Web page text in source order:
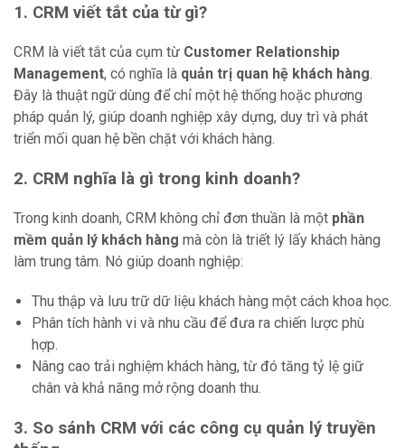
1. CRM viết tắt của từ gì?
CRM là viết tắt của cụm từ Customer Relationship
Management, có nghĩa là quản trị quan hệ khách hàng.
Đây là thuật ngữ dùng để chỉ một hệ thống hoặc phương
pháp quản lý, giúp doanh nghiệp xây dựng, duy trì và phát
triển mối quan hệ bền chặt với khách hàng.
2. CRM nghĩa là gì trong kinh doanh?
Trong kinh doanh, CRM không chỉ đơn thuần là một phần
mềm quản lý khách hàng mà còn là triết lý lấy khách hàng
làm trung tâm. Nó giúp doanh nghiệp:
Thu thập và lưu trữ dữ liệu khách hàng một cách khoa học.
Phân tích hành vi và nhu cầu để đưa ra chiến lược phù
hợp.
Nâng cao trải nghiệm khách hàng, từ đó tăng tỷ lệ giữ
chân và khả năng mở rộng doanh thu.
3. So sánh CRM với các công cụ quản lý truyền